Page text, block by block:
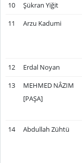
10 Şükran Yiğit
11 Arzu Kadumi
12 Erdal Noyan
13
MEHMED NÂZIM
[PAŞA]
14 Abdullah Zühtü